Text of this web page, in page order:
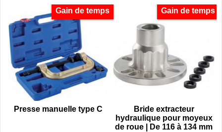
Gain de temps
Presse manuelle type C
Gain de temps
Bride extracteur
hydraulique pour moyeux
de roue | De 116 à 134 mm